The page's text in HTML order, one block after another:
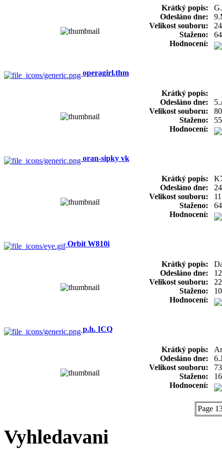
Krátký popis:
Odesláno dne:
Velikost souboru:
Staženo:
64
Hodnocení:
operagirl.thm
Krátký popis:
Odesláno dne:
Velikost souboru:
Staženo:
55
Hodnocení:
oran-sipky vk
Krátký popis:
Odesláno dne:
Velikost souboru:
Staženo:
Hodnocení:
Orbit W810i
Krátký popis:
Odesláno dne:
Velikost souboru:
Staženo:
Hodnocení:
p.h. ICQ
Krátký popis:
Odesláno dne:
Velikost souboru:
Staženo:
Hodnocení:
Page
Vyhledavani